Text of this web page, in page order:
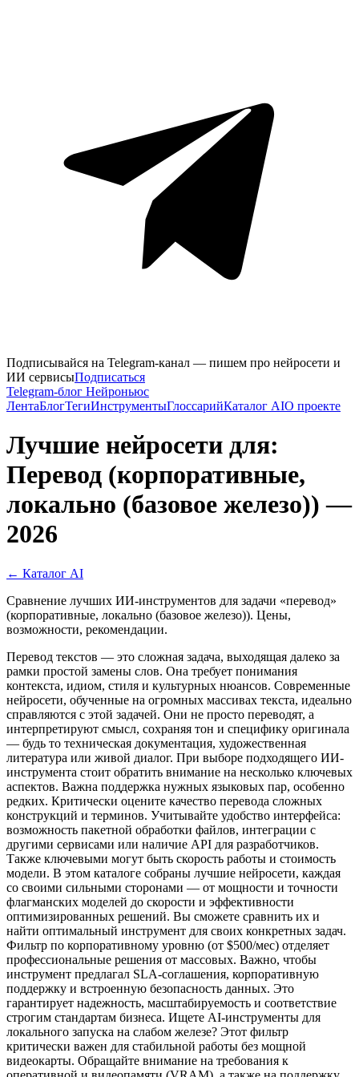
Подписывайся на Telegram-канал — пишем про нейросети и
ИИ сервисыПодписаться
Telegram-блог Нейроньюс
ЛентаБлогТегиИнструментыГлоссарийКаталог AIО проекте
Лучшие нейросети для:
Перевод (корпоративные,
локально (базовое железо)) —
2026
← Каталог AI
Сравнение лучших ИИ-инструментов для задачи «перевод»
(корпоративные, локально (базовое железо)). Цены,
возможности, рекомендации.
Перевод текстов — это сложная задача, выходящая далеко за
рамки простой замены слов. Она требует понимания
контекста, идиом, стиля и культурных нюансов. Современные
нейросети, обученные на огромных массивах текста, идеально
справляются с этой задачей. Они не просто переводят, а
интерпретируют смысл, сохраняя тон и специфику оригинала
— будь то техническая документация, художественная
литература или живой диалог. При выборе подходящего ИИ-
инструмента стоит обратить внимание на несколько ключевых
аспектов. Важна поддержка нужных языковых пар, особенно
редких. Критически оцените качество перевода сложных
конструкций и терминов. Учитывайте удобство интерфейса:
возможность пакетной обработки файлов, интеграции с
другими сервисами или наличие API для разработчиков.
Также ключевыми могут быть скорость работы и стоимость
модели. В этом каталоге собраны лучшие нейросети, каждая
со своими сильными сторонами — от мощности и точности
флагманских моделей до скорости и эффективности
оптимизированных решений. Вы сможете сравнить их и
найти оптимальный инструмент для своих конкретных задач.
Фильтр по корпоративному уровню (от $500/мес) отделяет
профессиональные решения от массовых. Важно, чтобы
инструмент предлагал SLA-соглашения, корпоративную
поддержку и встроенную безопасность данных. Это
гарантирует надежность, масштабируемость и соответствие
строгим стандартам бизнеса. Ищете AI-инструменты для
локального запуска на слабом железе? Этот фильтр
критически важен для стабильной работы без мощной
видеокарты. Обращайте внимание на требования к